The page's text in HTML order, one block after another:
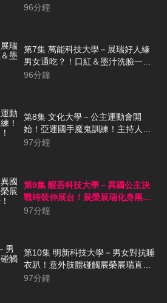
城一笑？！
96分鐘
第7集 萬能科技大學－展瑞好人緣
男女通吃？！口紅＆墨汁洗臉一日
紅到發黑？！
96分鐘
第8集 文化大學－公主運動會開
始！亞運國手魔鬼訓練！主持人被
操到不要不要？！
97分鐘
第9集 醒吾科技大學－異國公主決
戰時裝伸展台！展榮展瑞化身黑白
天使驚豔全場！
97分鐘
第10集 明新科技大學－男女對抗睡
衣趴！意外肢體碰觸展榮展瑞直呼
被性騷？！
97分鐘